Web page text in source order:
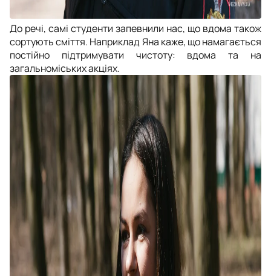
До речі, самі студенти запевнили нас, що вдома також
сортують сміття. Наприклад Яна каже, що намагається
постійно підтримувати чистоту: вдома та на
загальноміських акціях.